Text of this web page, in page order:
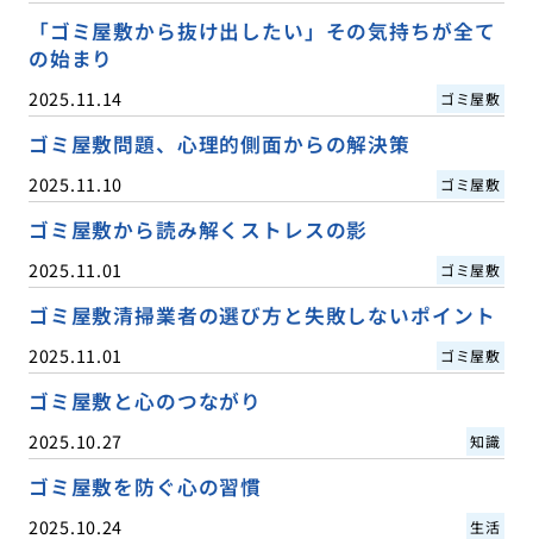
「ゴミ屋敷から抜け出したい」その気持ちが全て
の始まり
2025.11.14 ゴミ屋敷
ゴミ屋敷問題、心理的側面からの解決策
2025.11.10 ゴミ屋敷
ゴミ屋敷から読み解くストレスの影
2025.11.01 ゴミ屋敷
ゴミ屋敷清掃業者の選び方と失敗しないポイント
2025.11.01 ゴミ屋敷
ゴミ屋敷と心のつながり
2025.10.27 知識
ゴミ屋敷を防ぐ心の習慣
2025.10.24 生活